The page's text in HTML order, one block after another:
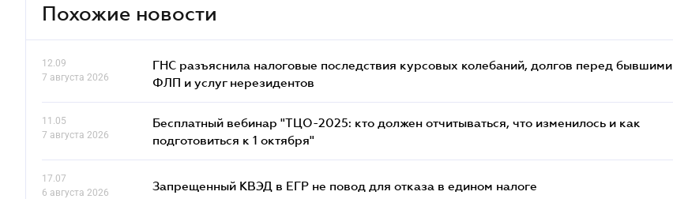
Похожие новости
12.09
7 августа 2026
ГНС разъяснила налоговые последствия курсовых колебаний, долгов перед бывшими
ФЛП и услуг нерезидентов
11.05
7 августа 2026
Бесплатный вебинар "ТЦО-2025: кто должен отчитываться, что изменилось и как
подготовиться к 1 октября"
17.07
6 августа 2026
Запрещенный КВЭД в ЕГР не повод для отказа в едином налоге